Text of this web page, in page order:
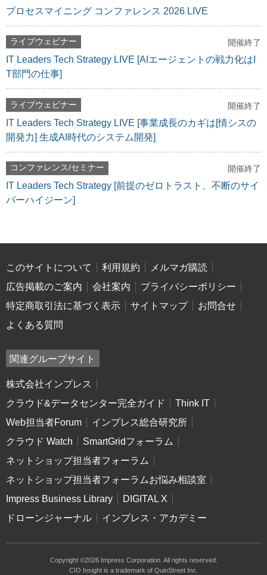
プロセスマイニング コンファレンス 2026 LIVE
ライブウェビナー 開催終了
IT Leaders Tech Strategy LIVE [AIエージェントの戦力化はI
T部門の仕事]
ライブウェビナー 開催終了
IT Leaders Tech Strategy LIVE [事業成長のカギは[情シスの
開発力] 生成AI時代のシステム開発]
コンファレンス/セミナー 開催終了
IT Leaders Tech Strategy [前提のゼロトラスト、不断のサイ
バーハイジーン]
このサイトについて 利用規約
メルマガ購読
広告掲載のご案内
会社案内
プライバシーポリシー
特定商取引法に基づく表示
サイトマップ
お問合せ
よくある質問
関連グループサイト
株式会社インプレス
クラウド&データセンター完全ガイド
Think IT
Web担当者Forum
インプレス総合研究所
クラウド Watch
SmartGridフォーラム
ネットショップ担当者フォーラム
ネットショップ担当者フォーラムお悩み相談室
Impress Business Library
DIGITAL X
ドローンジャーナル
インプレス・アカデミー
Copyright ©2026 Impress Corporation. All rights reserved.
CIO Insight is a trademark of QuinStreet Inc.